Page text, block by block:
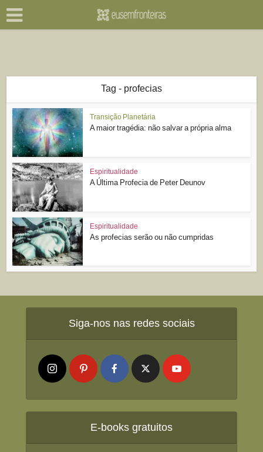
Tag - profecias
Transição Planetária
A maior tragédia: não salvar a própria alma
Espiritualidade
A Última Profecia de Peter Deunov
Espiritualidade
As profecias serão ou não cumpridas
Siga-nos nas redes sociais
E-books gratuitos